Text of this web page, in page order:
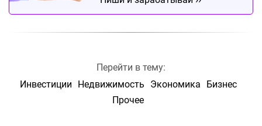
Перейти в тему:
Инвестиции
Недвижимость Экономика
Бизнес
Прочее